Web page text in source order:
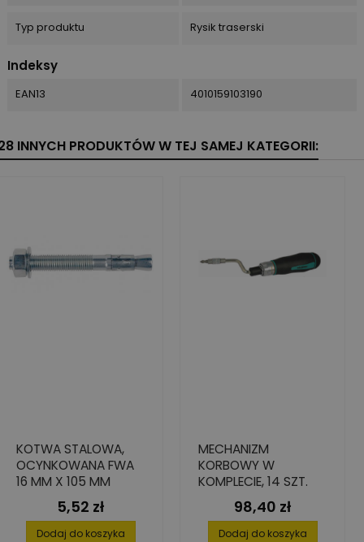
Typ produktu Rysik traserski
Indeksy
EAN13 4010159103190
INNYCH PRODUKTÓW W TEJ SAMEJ KATEGORII:
KOTWA STALOWA,
OCYNKOWANA FWA
16 MM X 105 MM
Cena
5,52 zł
Dodaj do koszyka
MECHANIZM
KORBOWY W
KOMPLECIE, 14 SZT.
Cena
98,40 zł
Dodaj do koszyka